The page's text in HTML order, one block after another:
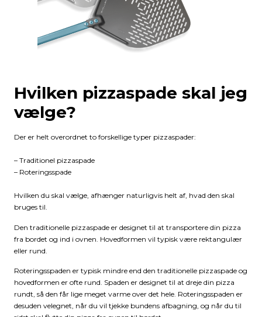
Hvilken pizzaspade skal jeg
vælge?
Der er helt overordnet to forskellige typer pizzaspader:
– Traditionel pizzaspade
– Roteringsspade
Hvilken du skal vælge, afhænger naturligvis helt af, hvad den skal
bruges til.
Den traditionelle pizzaspade er designet til at transportere din pizza
fra bordet og ind i ovnen. Hovedformen vil typisk være rektangulær
eller rund.
Roteringsspaden er typisk mindre end den traditionelle pizzaspade og
hovedformen er ofte rund. Spaden er designet til at dreje din pizza
rundt, så den får lige meget varme over det hele. Roteringsspaden er
desuden velegnet, når du vil tjekke bundens afbagning, og når du til